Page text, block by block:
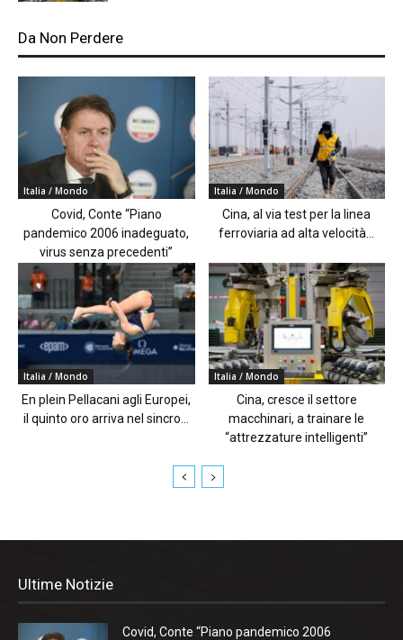
Da Non Perdere
Italia / Mondo
Covid, Conte “Piano
pandemico 2006 inadeguato,
virus senza precedenti”
Italia / Mondo
Cina, al via test per la linea
ferroviaria ad alta velocità...
Italia / Mondo
En plein Pellacani agli Europei,
il quinto oro arriva nel sincro...
Italia / Mondo
Cina, cresce il settore
macchinari, a trainare le
“attrezzature intelligenti”
Ultime Notizie
Covid, Conte “Piano pandemico 2006